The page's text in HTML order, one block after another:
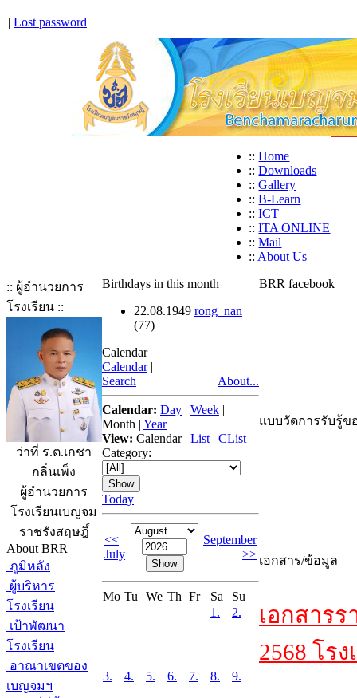
| Lost password
:: Home
:: Downloads
:: Gallery
:: B-Learn
:: ICT
:: ITA ONLINE
:: Mail
:: About Us
:: ผู้อำนวยการ
โรงเรียน ::
ว่าที่ ร.ต.เกชา
กลิ่นเพ็ง
ผู้อำนวยการ
โรงเรียนเบญจม
ราชรังสฤษฎิ์
About BRR
ภูมิหลัง
ผู้บริหาร
โรงเรียน
เป้าพัฒนา
โรงเรียน
อาณาเขตของ
เบญจมฯ
Birthdays in this month
22.08.1949 rong_nan
(77)
Calendar
Calendar |
Search
About...
Calendar: Day | Week |
Month | Year
View: Calendar| List | CList
Category:
Today
<<
July
September
>>
Mo Tu We Th Fr Sa
Su
1.
2.
3. 4. 5. 6. 7. 8. 9.
BRR facebook
แบบวัดการรับรู้ข
เอกสาร/ข้อมูล
เอกสาร
2568 โร